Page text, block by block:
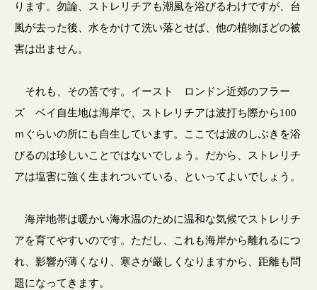
ります。勿論、ストレリチアも潮風を浴びるわけですが、台
風が去った後、水をかけて洗い落とせば、他の植物ほどの被
害は出ません。
それも、その筈です。イースト ロンドン近郊のフラー
ズ ベイ自生地は海岸で、ストレリチアは波打ち際から100
ｍぐらいの所にも自生しています。ここでは波のしぶきを浴
びるのは珍しいことではないでしょう。だから、ストレリチ
アは塩害に強く生まれついている、といってよいでしょう。
海岸地帯は暖かい海水温のために温和な気候でストレリチ
アを育てやすいのです。ただし、これも海岸から離れるにつ
れ、影響が薄くなり、寒さが厳しくなりますから、距離も問
題になってきます。